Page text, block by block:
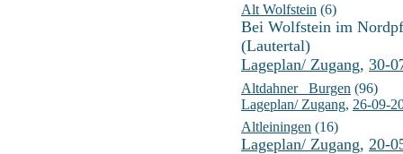
Alt Wolfstein (6)
Bei Wolfstein im
(Lautertal)
Lageplan/ Zugang, 30-
Altdahner _Burgen (96)
Lageplan/ Zugang, 26-09-
Altleiningen (16)
Lageplan/ Zugang, 20-